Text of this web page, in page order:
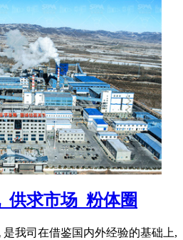
供求市场_粉体圈
是我司在借鉴国内外经验的基础上,